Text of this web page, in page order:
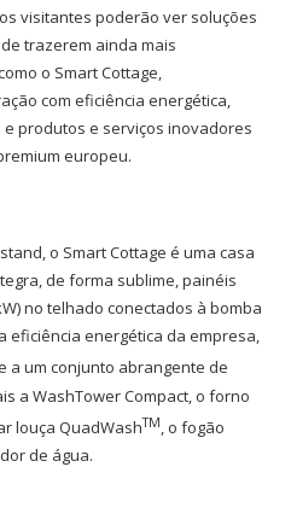
visitantes poderão ver soluções
trazerem ainda mais
o Smart Cottage,
com eficiência energética,
produtos e serviços inovadores
europeu.
o Smart Cottage é uma casa
de forma sublime, painéis
no telhado conectados à bomba
eficiência energética da empresa,
a um conjunto abrangente de
a WashTower Compact, o forno
louça QuadWashTM, o fogão
de água.